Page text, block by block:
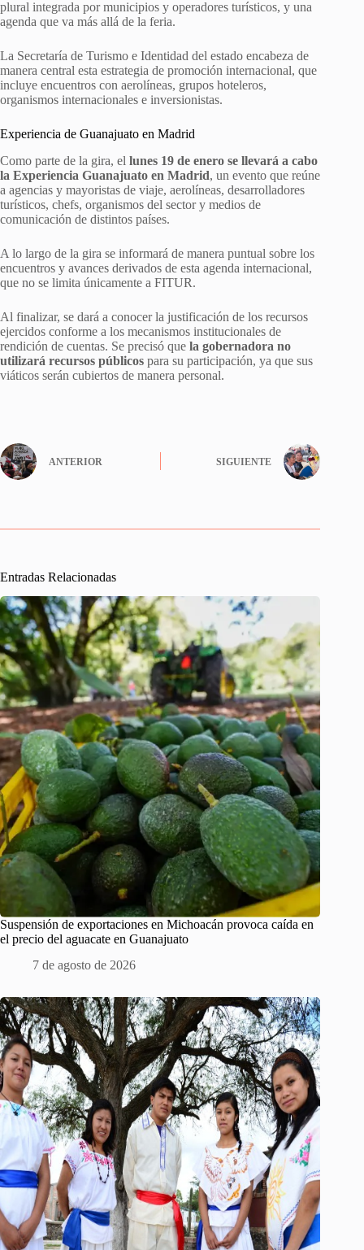
plural integrada por municipios y operadores turísticos, y una
agenda que va más allá de la feria.
La Secretaría de Turismo e Identidad del estado encabeza de
manera central esta estrategia de promoción internacional, que
incluye encuentros con aerolíneas, grupos hoteleros,
organismos internacionales e inversionistas.
Experiencia de Guanajuato en Madrid
Como parte de la gira, el lunes 19 de enero se llevará a cabo
la Experiencia Guanajuato en Madrid, un evento que reúne
a agencias y mayoristas de viaje, aerolíneas, desarrolladores
turísticos, chefs, organismos del sector y medios de
comunicación de distintos países.
A lo largo de la gira se informará de manera puntual sobre los
encuentros y avances derivados de esta agenda internacional,
que no se limita únicamente a FITUR.
Al finalizar, se dará a conocer la justificación de los recursos
ejercidos conforme a los mecanismos institucionales de
rendición de cuentas. Se precisó que la gobernadora no
utilizará recursos públicos para su participación, ya que sus
viáticos serán cubiertos de manera personal.
ANTERIOR SIGUIENTE
Entradas Relacionadas
Suspensión de exportaciones en Michoacán provoca caída en
el precio del aguacate en Guanajuato
7 de agosto de 2026